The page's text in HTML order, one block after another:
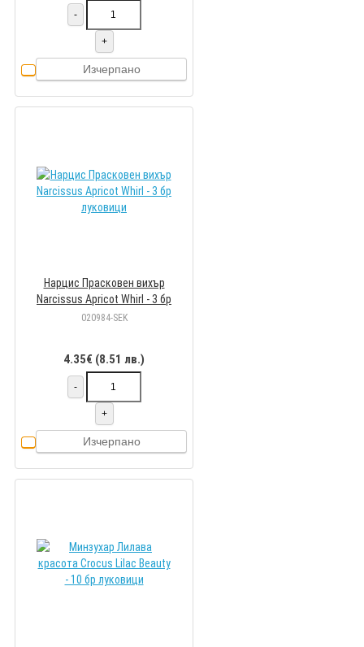
-
+
Изчерпано
Нарцис Прасковен вихър
Narcissus Apricot Whirl - 3 бр
луковици
020984-SEK
4.35€ (8.51 лв.)
-
+
Изчерпано